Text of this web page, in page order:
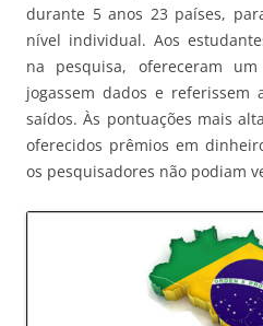
durante 5 anos 23 países,
nível individual. Aos
na pesquisa, ofereceram
jogassem dados e referissem
saídos. Às pontuações mais
oferecidos prêmios em
os pesquisadores não podiam